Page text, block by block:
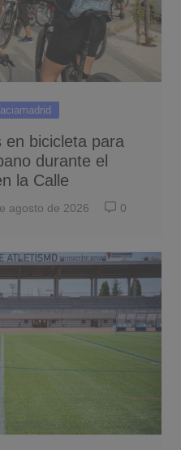
en bicicleta para
durante el
la Calle
agosto de 2026 0